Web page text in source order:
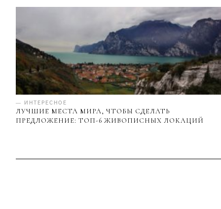
— ИНТЕРЕСНОЕ
ЛУЧШИЕ МЕСТА МИРА, ЧТОБЫ СДЕЛАТЬ
ПРЕДЛОЖЕНИЕ: ТОП-6 ЖИВОПИСНЫХ ЛОКАЦИЙ